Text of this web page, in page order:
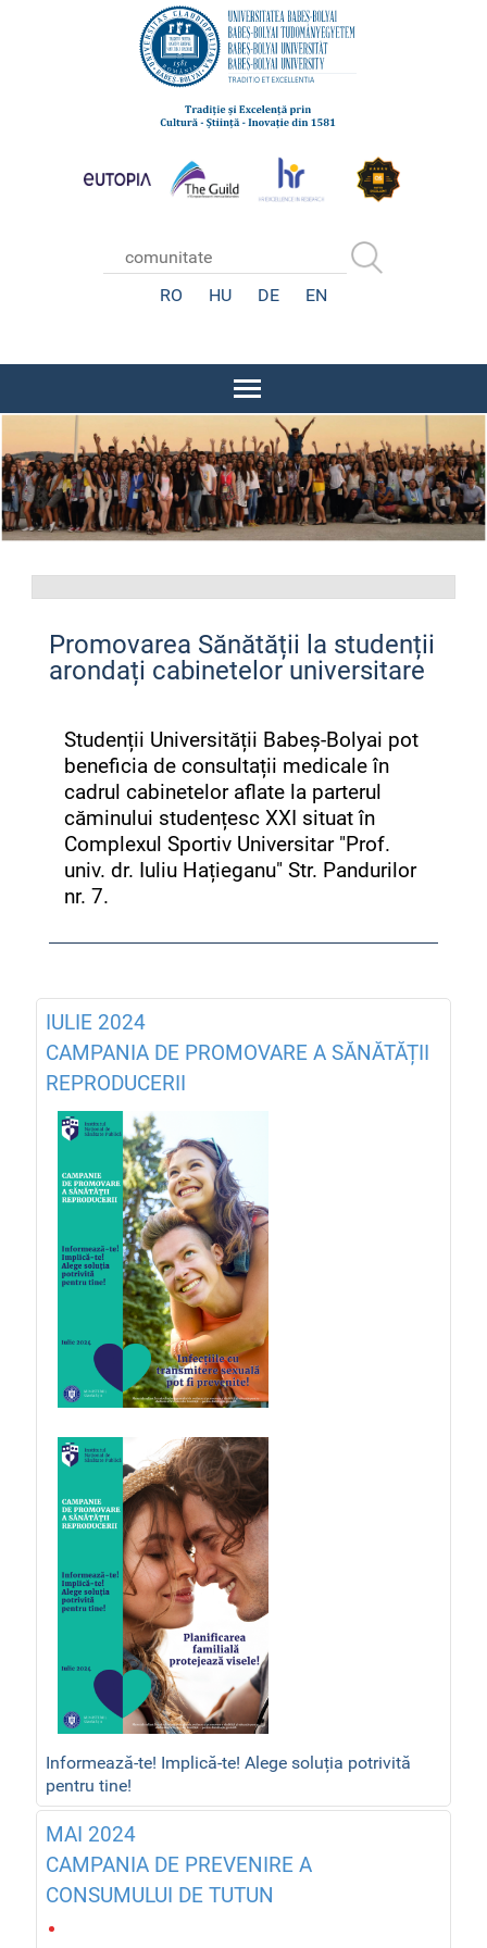
RO HU DE EN
Promovarea Sănătății la studenții
arondați cabinetelor universitare
Studenții Universității Babeș-Bolyai pot
beneficia de consultații medicale în
cadrul cabinetelor aflate la parterul
căminului studențesc XXI situat în
Complexul Sportiv Universitar "Prof.
univ. dr. Iuliu Hațieganu" Str. Pandurilor
nr. 7.
IULIE 2024
CAMPANIA DE PROMOVARE A SĂNĂTĂȚII
REPRODUCERII
Informează-te! Implică-te! Alege soluția potrivită
pentru tine!
MAI 2024
CAMPANIA DE PREVENIRE A
CONSUMULUI DE TUTUN